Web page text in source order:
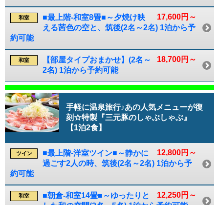
17,600円～
和室
■最上階-和室8畳■～夕焼け映
える茜色の空と、筑後(2名～2名) 1泊から予
約可能
18,700円～
和室
【部屋タイプおまかせ】(2名～
2名) 1泊から予約可能
手軽に温泉旅行♪あの人気メニューが復
刻☆特製『三元豚のしゃぶしゃぶ』
【1泊2食】
12,800円～
ツイン
■最上階-洋室ツイン■～静かに
過ごす2人の時、筑後(2名～2名) 1泊から予
約可能
12,250円～
和室
■朝倉-和室14畳■～ゆったりと